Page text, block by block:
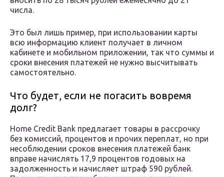
числа.
Это был лишь пример, при использовании карты
всю информацию клиент получает в личном
кабинете и мобильном приложении, так что суммы и
сроки внесения платежей не нужно высчитывать
самостоятельно.
Что будет, если не погасить вовремя
долг?
Home Credit Bank предлагает товары в рассрочку
без комиссий, процентов и прочих переплат, но при
несоблюдении сроков внесения платежей банк
вправе начислять 17,9 процентов годовых на
задолженность и начисляет штраф 590 рублей.